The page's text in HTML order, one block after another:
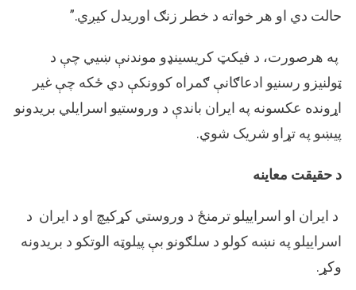
حالت دي او هر خواته د خطر زنګ اوريدل کیږي.”
په هرصورت، د فیکټ کریسینډو موندنې ښیي چې د
ټولنیزو رسنیو ادعاګانې ګمراه کوونکې دي ځکه چې غیر
اړونده عکسونه په ایران باندې د وروستیو اسرایلي بریدونو
پیښو په تړاو شریک شوي.
د حقیقت معاینه
د ایران او اسراییلو ترمنځ د وروستي کړکیچ او د ایران د
اسراییلو په نښه کولو د سلګونو بې پیلوټه الوتکو د بریدونه
وکړ.